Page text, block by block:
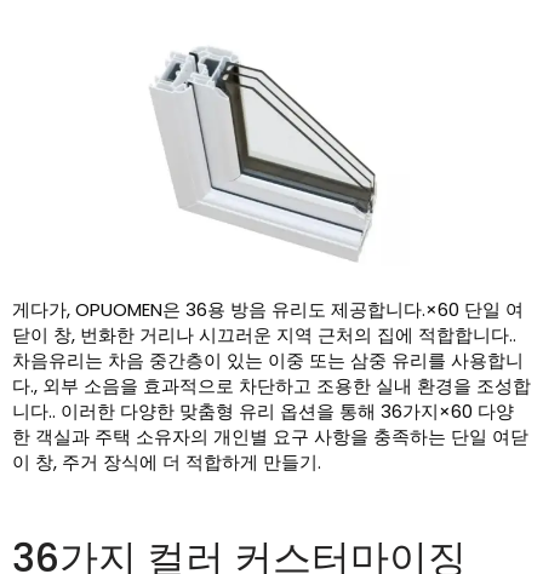
게다가, OPUOMEN은 36용 방음 유리도 제공합니다.×60 단일 여
닫이 창, 번화한 거리나 시끄러운 지역 근처의 집에 적합합니다..
차음유리는 차음 중간층이 있는 이중 또는 삼중 유리를 사용합니
다., 외부 소음을 효과적으로 차단하고 조용한 실내 환경을 조성합
니다.. 이러한 다양한 맞춤형 유리 옵션을 통해 36가지×60 다양
한 객실과 주택 소유자의 개인별 요구 사항을 충족하는 단일 여닫
이 창, 주거 장식에 더 적합하게 만들기.
36가지 컬러 커스터마이징